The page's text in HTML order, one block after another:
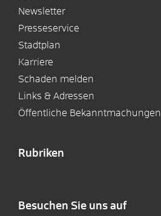
Newsletter
Presseservice
Stadtplan
Karriere
Schaden melden
Links & Adressen
Öffentliche Bekanntmachungen
Rubriken
Besuchen Sie uns auf